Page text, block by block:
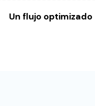
Un flujo optimizado